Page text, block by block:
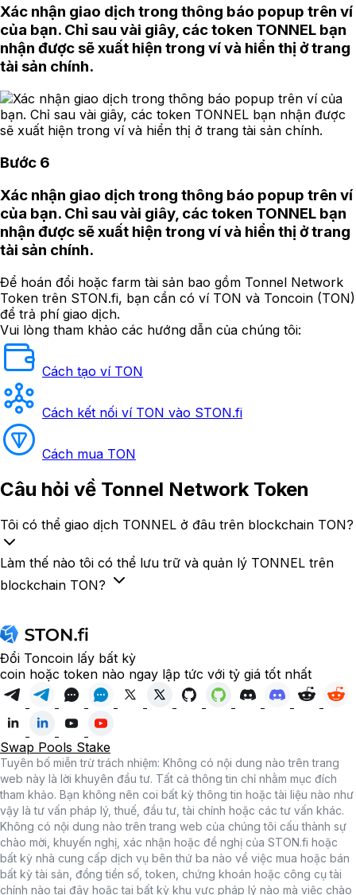
Xác nhận giao dịch trong thông báo popup trên ví
của bạn. Chỉ sau vài giây, các token TONNEL bạn
nhận được sẽ xuất hiện trong ví và hiển thị ở trang
tài sản chính.
Bước 6
Xác nhận giao dịch trong thông báo popup trên ví
của bạn. Chỉ sau vài giây, các token TONNEL bạn
nhận được sẽ xuất hiện trong ví và hiển thị ở trang
tài sản chính.
Để hoán đổi hoặc farm tài sản bao gồm Tonnel Network
Token trên STON.fi, bạn cần có ví TON và Toncoin (TON)
để trả phí giao dịch.
Vui lòng tham khảo các hướng dẫn của chúng tôi:
Cách tạo ví TON
Cách kết nối ví TON vào STON.fi
Cách mua TON
Câu hỏi về Tonnel Network Token
Tôi có thể giao dịch TONNEL ở đâu trên blockchain TON?
Làm thế nào tôi có thể lưu trữ và quản lý TONNEL trên
blockchain TON?
Đổi Toncoin lấy bất kỳ
coin hoặc token nào ngay lập tức với tỷ giá tốt nhất
Swap Pools Stake
Tuyên bố miễn trừ trách nhiệm: Không có nội dung nào trên trang
web này là lời khuyên đầu tư. Tất cả thông tin chỉ nhằm mục đích
tham khảo. Bạn không nên coi bất kỳ thông tin hoặc tài liệu nào như
vậy là tư vấn pháp lý, thuế, đầu tư, tài chính hoặc các tư vấn khác.
Không có nội dung nào trên trang web của chúng tôi cấu thành sự
chào mời, khuyến nghị, xác nhận hoặc đề nghị của STON.fi hoặc
bất kỳ nhà cung cấp dịch vụ bên thứ ba nào về việc mua hoặc bán
bất kỳ tài sản, đồng tiền số, token, chứng khoán hoặc công cụ tài
chính nào tại đây hoặc tại bất kỳ khu vực pháp lý nào mà việc chào